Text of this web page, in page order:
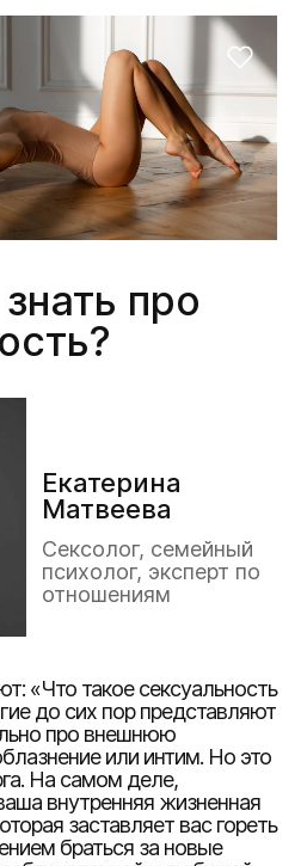
про
Екатерина
Матвеева
Сексолог, семейный
психолог, эксперт по
отношениям
«Что такое сексуальность
до сих пор представляют
про внешнюю
или интим. Но это
На самом деле,
внутренняя жизненная
заставляет вас гореть
браться за новые